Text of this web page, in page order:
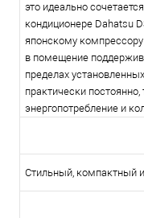
это идеально
кондиционере Dahatsu
японскому
в помещение
пределах
практически
энергопотребление и
Стильный, компактный